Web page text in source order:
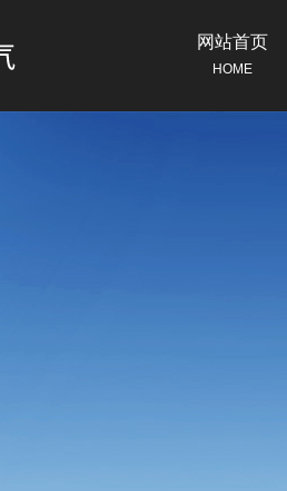
网站首页
HOME